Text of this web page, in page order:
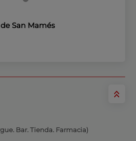
San Mamés
Bar. Tienda. Farmacia)